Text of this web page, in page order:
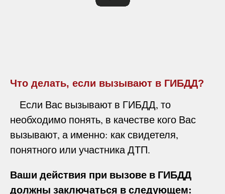
Что делать, если вызывают в ГИБДД?
Если Вас вызывают в ГИБДД, то
необходимо понять, в качестве кого Вас
вызывают, а именно: как свидетеля,
понятного или участника ДТП.
Ваши действия при вызове в ГИБДД
должны заключаться в следующем: